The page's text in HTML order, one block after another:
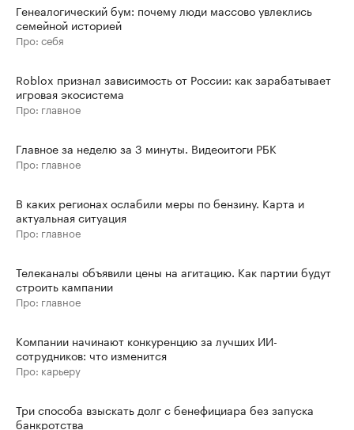
Генеалогический бум: почему люди массово увлеклись
семейной историей
Про: себя
Roblox признал зависимость от России: как зарабатывает
игровая экосистема
Про: главное
Главное за неделю за 3 минуты. Видеоитоги РБК
Про: главное
В каких регионах ослабили меры по бензину. Карта и
актуальная ситуация
Про: главное
Телеканалы объявили цены на агитацию. Как партии будут
строить кампании
Про: главное
Компании начинают конкуренцию за лучших ИИ-
сотрудников: что изменится
Про: карьеру
Три способа взыскать долг с бенефициара без запуска
банкротства